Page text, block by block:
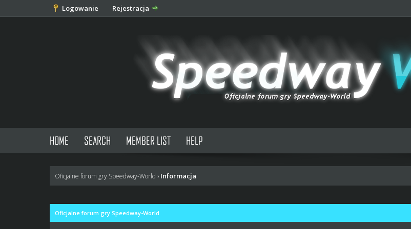
Logowanie Rejestracja
HOME SEARCH MEMBER LIST HELP
Oficjalne forum gry Speedway-World › Informacja
Oficjalne forum gry Speedway-World